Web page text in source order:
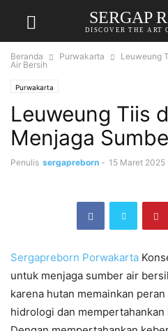
SERGAP
DISCOVER THE ART
Beranda Purwakarta
Leuweung
Air Bersih
Purwakarta
Leuweung Tiis
Menjaga
Penulis sergapreborn - 15 Maret 2025
Sergapreborn Porwakarta
untuk menjaga sumber air
karena hutan memainkan
hidrologi dan